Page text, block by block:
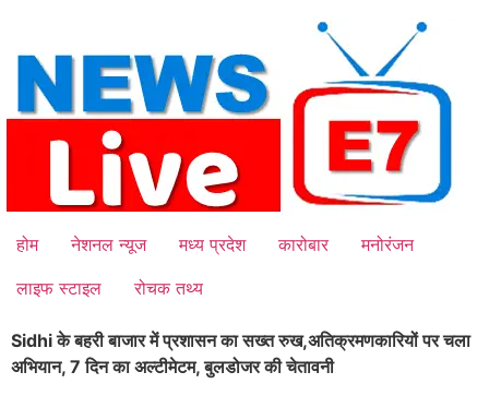
content
होम नेशनल न्यूज मध्य प्रदेश कारोबार
मनोरंजन
लाइफ स्टाइल
रोचक तथ्य
Sidhi के बहरी बाजार में प्रशासन का सख्त रुख,अतिक्रमणकारियों पर चला
अभियान, 7 दिन का अल्टीमेटम, बुलडोजर की चेतावनी